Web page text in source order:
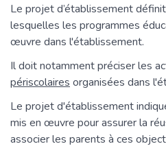
Le projet d’établissement
lesquelles les programmes
œuvre dans l'établissement.
Il doit notamment préciser les
périscolaires organisées dans
Le projet d'établissement
mis en œuvre pour assurer la
associer les parents à ces